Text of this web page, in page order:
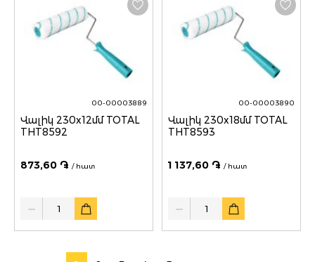
00-00003889
Վալիկ 230x12մմ TOTAL
THT8592
873,60 ֏ / հատ
Quantity
00-00003890
Վալիկ 230x18մմ TOTAL
THT8593
1 137,60 ֏ / հատ
Quantity